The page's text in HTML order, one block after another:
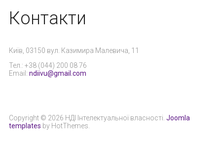
Контакти
Київ, 03150 вул. Казимира Малевича, 11
Тел.: +38 (044) 200 08 76
Email: ndiivu@gmail.com
Copyright © 2026 НДІ Інтелектуальної власності. Joomla
templates by HotThemes.